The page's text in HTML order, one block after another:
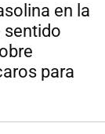
en la
sentido
para